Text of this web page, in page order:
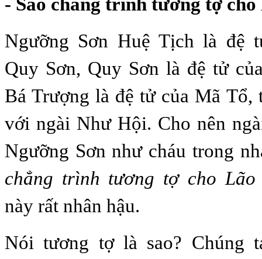
Ngưỡng Sơn Huệ Tịch là đệ
Quy Sơn, Quy Sơn là đệ tử
Bá Trượng là đệ tử của Mã Tổ,
với ngài Như Hội. Cho nên
Ngưỡng Sơn như cháu trong
chẳng trình tương tợ cho Lão
này rất nhân hậu.
Nói tương tợ là sao? Chúng